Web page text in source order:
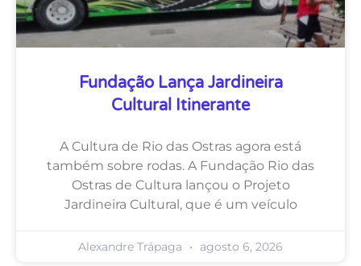
Fundação Lança Jardineira
Cultural Itinerante
A Cultura de Rio das Ostras agora está
também sobre rodas. A Fundação Rio das
Ostras de Cultura lançou o Projeto
Jardineira Cultural, que é um veículo
Alexandre Trápaga agosto 6, 2026